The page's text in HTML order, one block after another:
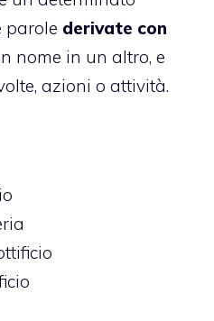
parole derivate con
nome in un altro, e
azioni o attività.